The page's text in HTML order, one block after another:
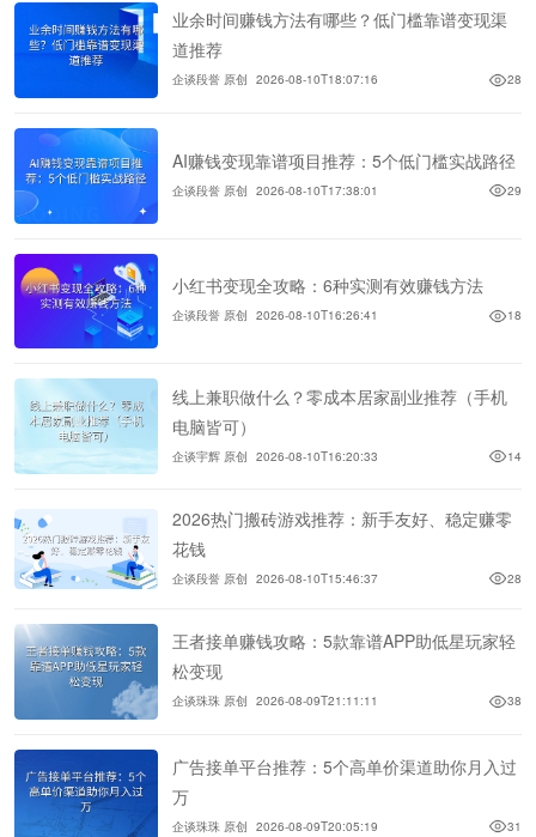
业余时间赚钱方法有哪些？低门槛靠谱变现渠
道推荐
企谈段誉 原创 2026-08-10T18:07:16 28
AI赚钱变现靠谱项目推荐：5个低门槛实战路径
企谈段誉 原创 2026-08-10T17:38:01 29
小红书变现全攻略：6种实测有效赚钱方法
企谈段誉 原创 2026-08-10T16:26:41 18
线上兼职做什么？零成本居家副业推荐（手机
电脑皆可）
企谈宇辉 原创 2026-08-10T16:20:33 14
2026热门搬砖游戏推荐：新手友好、稳定赚零
花钱
企谈段誉 原创 2026-08-10T15:46:37 28
王者接单赚钱攻略：5款靠谱APP助低星玩家轻
松变现
企谈珠珠 原创 2026-08-09T21:11:11 38
广告接单平台推荐：5个高单价渠道助你月入过
万
企谈珠珠 原创 2026-08-09T20:05:19 31